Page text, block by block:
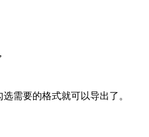
需要的格式就可以导出了。